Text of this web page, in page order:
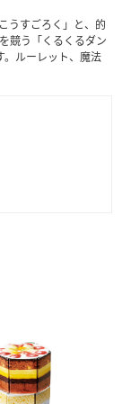
うすごろく」と、的
競う「くるくるダン
。ルーレット、魔法